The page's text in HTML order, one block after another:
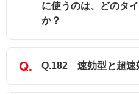
に使うのは、どのタ
か？
Q.182 速効型と超速